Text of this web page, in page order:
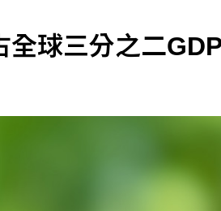
球三分之二